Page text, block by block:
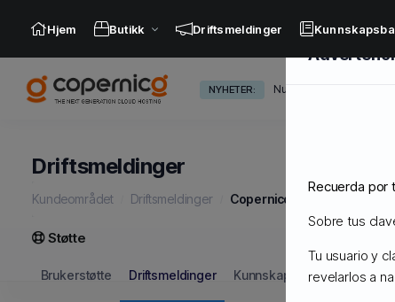
NYHETER: Nuevos Servidores
Hjem Butikk Driftsmeldinger
Driftsmeldinger
Kundeområdet Driftsmeldinger Copernico Cloud Backups
Støtte
Brukerstøtte Driftsmeldinger Kunnskapsbase
Recuerda por
Sobre tus
Tu usuario y
revelarlos a